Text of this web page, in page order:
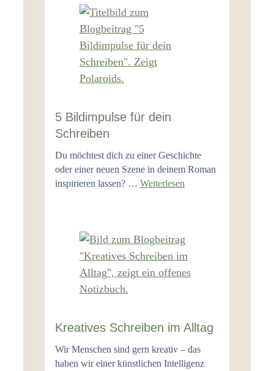
5 Bildimpulse für dein
Schreiben
Du möchtest dich zu einer Geschichte
oder einer neuen Szene in deinem Roman
inspirieren lassen? … Weiterlesen
Kreatives Schreiben im Alltag
Wir Menschen sind gern kreativ – das
haben wir einer künstlichen Intelligenz